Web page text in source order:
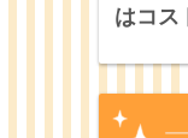
はコス